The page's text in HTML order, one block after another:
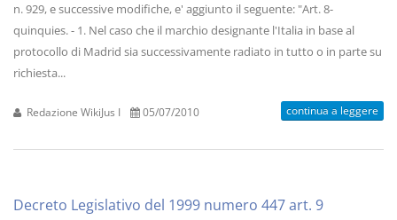
n. 929, e successive modifiche, e' aggiunto il seguente: "Art. 8-
quinquies. - 1. Nel caso che il marchio designante l'Italia in base al
protocollo di Madrid sia successivamente radiato in tutto o in parte su
richiesta...
Redazione WikiJus I 05/07/2010 continua a leggere
Decreto Legislativo del 1999 numero 447 art. 9